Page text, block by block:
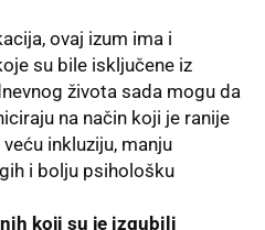
ovaj izum ima i
su bile isključene iz
života sada mogu da
na način koji je ranije
inkluziju, manju
i bolju psihološku
koji su je izgubili